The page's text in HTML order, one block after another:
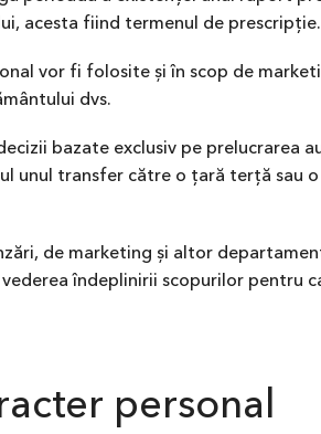
acesta fiind termenul de prescripție.
vor fi folosite și în scop de
dvs.
bazate exclusiv pe prelucrarea
unul transfer către o țară terță sau
de marketing și altor
îndeplinirii scopurilor pentru
personal